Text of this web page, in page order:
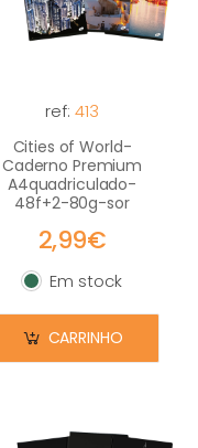
ref: 413
Cities of World-
Caderno Premium
A4quadriculado-
48f+2-80g-sor
2,99€
Em stock
Em stock
CARRINHO